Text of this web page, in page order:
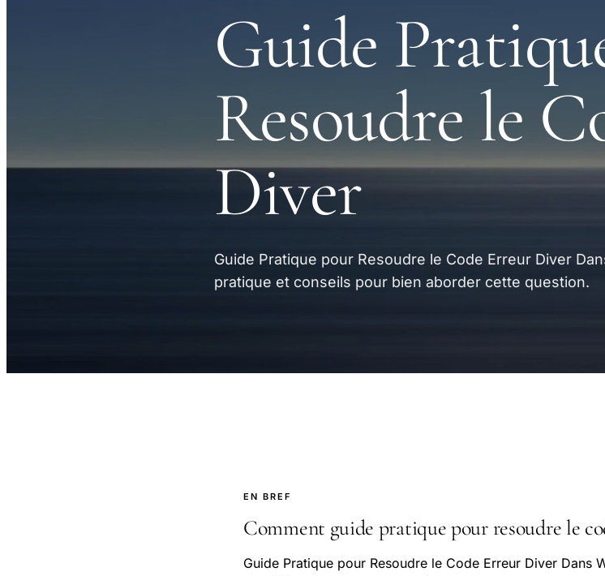
Guide
Resoudre le
Diver
Guide Pratique pour Resoudre le Code Erreur Diver
pratique et conseils pour bien aborder cette question.
EN BREF
Comment guide pratique pour resoudre le
Guide Pratique pour Resoudre le Code Erreur Diver